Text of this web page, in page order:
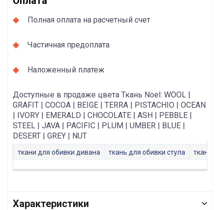
Полная оплата на расчетный счет
Частичная предоплата
Наложенный платеж
Доступные в продаже цвета Ткань Noel: WOOL |
GRAFIT | COCOA | BEIGE | TERRA | PISTACHIO | OCEAN
| IVORY | EMERALD | CHOCOLATE | ASH | PEBBLE |
STEEL | JAVA | PACIFIC | PLUM | UMBER | BLUE |
DESERT | GREY | NUT
ткани для обивки дивана ткань для обивки стула ткань
Характеристики